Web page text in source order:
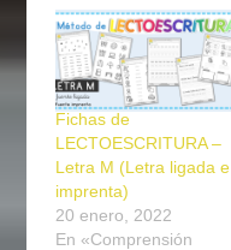
Fichas de
LECTOESCRITURA –
Letra M (Letra ligada e
imprenta)
20 enero, 2022
En «Comprensión